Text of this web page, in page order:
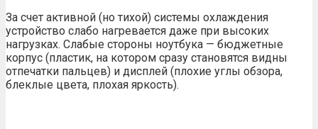
За счет активной (но тихой) системы охлаждения
устройство слабо нагревается даже при высоких
нагрузках. Слабые стороны ноутбука — бюджетные
корпус (пластик, на котором сразу становятся видны
отпечатки пальцев) и дисплей (плохие углы обзора,
блеклые цвета, плохая яркость).